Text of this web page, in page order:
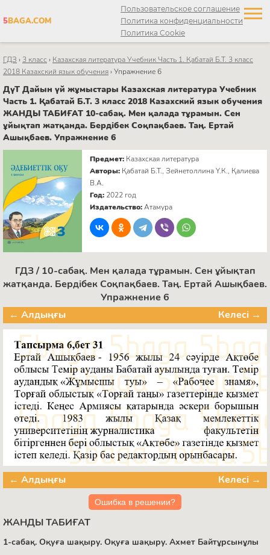
5BAGA.COM
Пользовательское соглашение
Политика конфиденциальности
Политика Cookie
ГДЗ › 3 класс › Казахская литература Учебник Часть 1. Қабатай Б.Т. 3 класс
2018 Казахский язык обучения›Упражнение 6
ДүТ Дайын үй жұмыстары Казахская литература Учебник
Часть 1. Қабатай Б.Т. 3 класс 2018 Казахский язык обучения
ЖАНДЫ ТАБИҒАТ 10-сабақ. Мен қалада тұрамын. Сен
ұйықтап жатқанда. Бердібек Соқпақбаев. Таң. Ертай
Ашықбаев. Упражнение 6
Предмет: Казахская литература
Авторы: Қабатай Б.Т., Зейнетоллина Ү.К., Қалиева
В.А.
Год: 2022 год
Издательство:Атамура
ГДЗ / 10-сабақ. Мен қалада тұрамын. Сен ұйықтап
жатқанда. Бердібек Соқпақбаев. Таң. Ертай Ашықбаев.
Упражнение 6
← Алдыңғы
Келесі →
← Алдыңғы Келесі →
Ошибка в решении?
ЖАНДЫ ТАБИҒАТ
1-сабақ. Оқуға шақыру. Оқуға шақыру. Ахмет Байтұрсынұлы